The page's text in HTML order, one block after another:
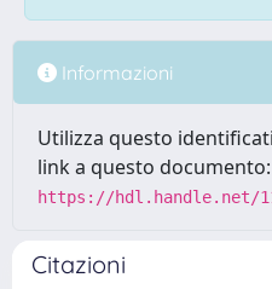
Informazioni
Utilizza questo
link a questo documento:
https://hdl.handle.net/
Citazioni